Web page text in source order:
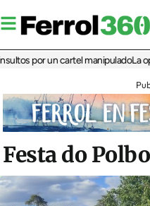
un cartel manipuladoLa
Festa do